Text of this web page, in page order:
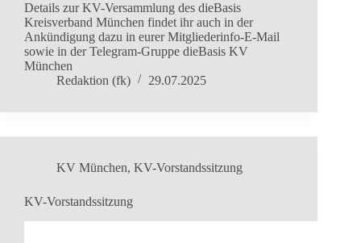
Details zur KV-Versammlung des dieBasis
Kreisverband München findet ihr auch in der
Ankündigung dazu in eurer Mitgliederinfo-E-Mail
sowie in der Telegram-Gruppe dieBasis KV
München
Redaktion (fk)
29.07.2025
KV München, KV-Vorstandssitzung
KV-Vorstandssitzung